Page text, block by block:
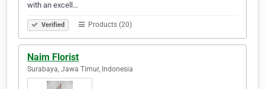
with an excell…
Verified Products (20)
Naim Florist
Surabaya, Jawa Timur, Indonesia